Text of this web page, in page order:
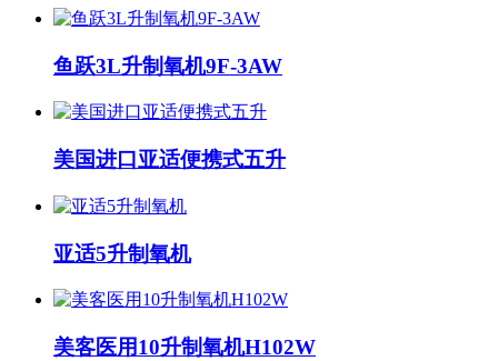
鱼跃3L升制氧机9F-3AW
美国进口亚适便携式五升
亚适5升制氧机
美客医用10升制氧机H102W